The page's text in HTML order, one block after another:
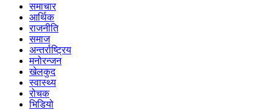
समाचार
आर्थिक
राजनीति
समाज
अन्तर्राष्ट्रिय
मनोरन्जन
खेलकुद
स्वास्थ्य
रोचक
भिडियो